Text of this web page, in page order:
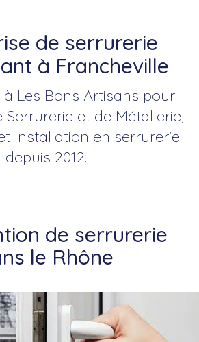
de serrurerie
à Francheville
à Les Bons Artisans pour
Serrurerie et de Métallerie,
Installation en serrurerie
depuis 2012.
de serrurerie
le Rhône